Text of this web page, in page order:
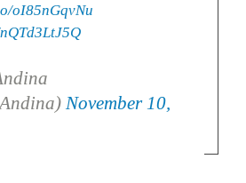
oI85nGqvNu
November 10,